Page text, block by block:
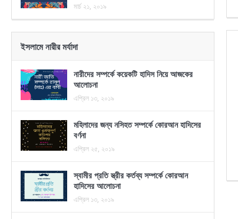
মার্চ ২১, ২০১৯
ইসলামে নারীর মর্যাদা
নারীদের সম্পর্কে কয়েকটি হাদিস নিয়ে আজকের
আলোচনা
এপ্রিল ১৩, ২০১৯
মহিলাদের জন্য নসিহত সম্পর্কে কোরআন হাদিসের
বর্ণনা
এপ্রিল ২৫, ২০১৯
স্বামীর প্রতি স্ত্রীর কর্তব্য সম্পর্কে কোরআন
হাদিসের আলোচনা
এপ্রিল ১৩, ২০১৯